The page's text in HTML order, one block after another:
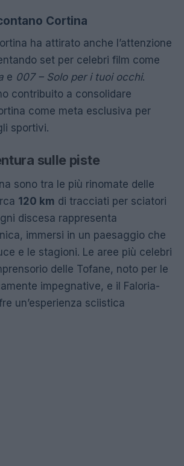
Cortina
ha attirato anche l’attenzione
set per celebri film come
e 007 – Solo per i tuoi occhi.
contribuito a consolidare
come meta esclusiva per
sportivi.
sulle piste
sono tra le più rinomate delle
120 km di tracciati per sciatori
discesa rappresenta
immersi in un paesaggio che
e le stagioni. Le aree più celebri
delle Tofane, noto per le
impegnative, e il Faloria-
un’esperienza sciistica